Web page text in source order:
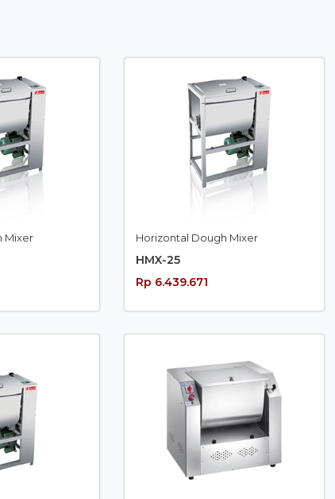
Mixer Horizontal Dough Mixer
HMX-25
Rp 6.439.671